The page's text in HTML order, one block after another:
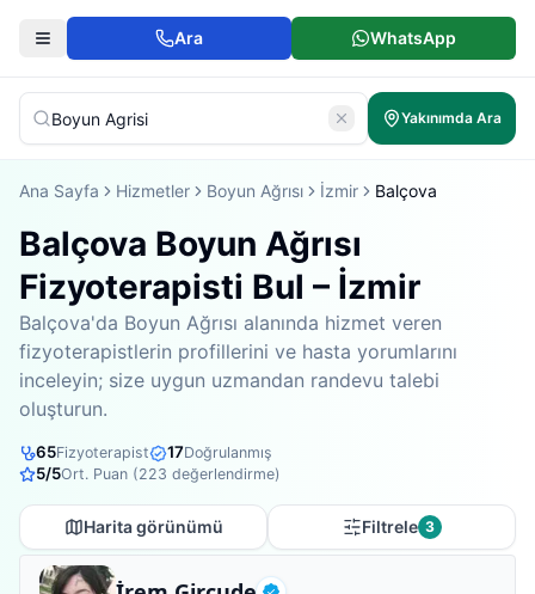
Ara WhatsApp
Yakınımda Ara
Ana Sayfa Hizmetler Boyun Ağrısı İzmir Balçova
Balçova Boyun Ağrısı
Fizyoterapisti Bul – İzmir
Balçova'da Boyun Ağrısı alanında hizmet veren
fizyoterapistlerin profillerini ve hasta yorumlarını
inceleyin; size uygun uzmandan randevu talebi
oluşturun.
65Fizyoterapist 17Doğrulanmış
5/5Ort. Puan (223 değerlendirme)
Harita görünümü Filtrele 3
Fizyoterapist